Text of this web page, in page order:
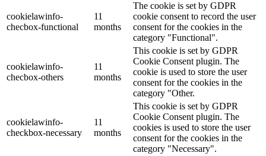
cookielawinfo-
checbox-functional
11
months
The cookie is set by GDPR
cookie consent to record the user
consent for the cookies in the
category "Functional".
cookielawinfo-
checbox-others
11
months
This cookie is set by GDPR
Cookie Consent plugin. The
cookie is used to store the user
consent for the cookies in the
category "Other.
cookielawinfo-
checkbox-necessary
11
months
This cookie is set by GDPR
Cookie Consent plugin. The
cookies is used to store the user
consent for the cookies in the
category "Necessary".